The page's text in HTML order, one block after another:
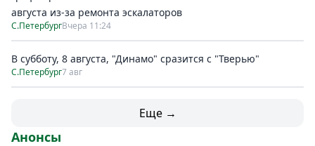
августа из-за ремонта эскалаторов
С.ПетербургВчера 11:24
В субботу, 8 августа, "Динамо" сразится с "Тверью"
С.Петербург7 авг
Еще →
Анонсы